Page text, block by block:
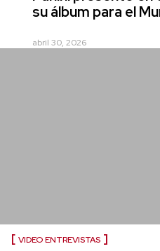
su álbum para el
abril 30, 2026
VIDEO ENTREVISTAS